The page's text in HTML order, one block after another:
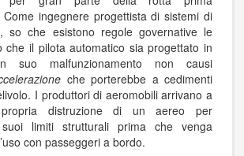
Come ingegnere progettista di sistemi di
so che esistono regole governative le
che il pilota automatico sia progettato in
suo malfunzionamento non causi
che porterebbe a cedimenti
I produttori di aeromobili arrivano a
distruzione di un aereo per
limiti strutturali prima che venga
con passeggeri a bordo.